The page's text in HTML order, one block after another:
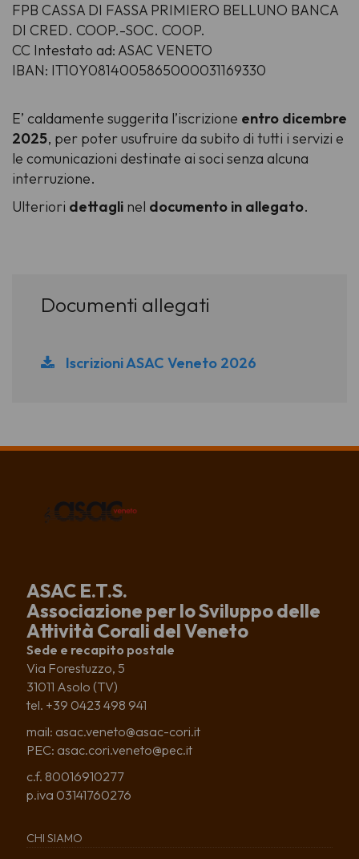
FPB CASSA DI FASSA PRIMIERO BELLUNO BANCA
DI CRED. COOP.-SOC. COOP.
CC Intestato ad: ASAC VENETO
IBAN: IT10Y0814005865000031169330
E’ caldamente suggerita l’iscrizione entro dicembre
2025, per poter usufruire da subito di tutti i servizi e
le comunicazioni destinate ai soci senza alcuna
interruzione.
Ulteriori dettagli nel documento in allegato.
Documenti allegati
Iscrizioni ASAC Veneto 2026
ASAC E.T.S.
Associazione per lo Sviluppo delle
Attività Corali del Veneto
Sede e recapito postale
Via Forestuzzo, 5
31011 Asolo (TV)
tel. +39 0423 498 941
mail: asac.veneto@asac-cori.it
PEC: asac.cori.veneto@pec.it
c.f. 80016910277
p.iva 03141760276
CHI SIAMO